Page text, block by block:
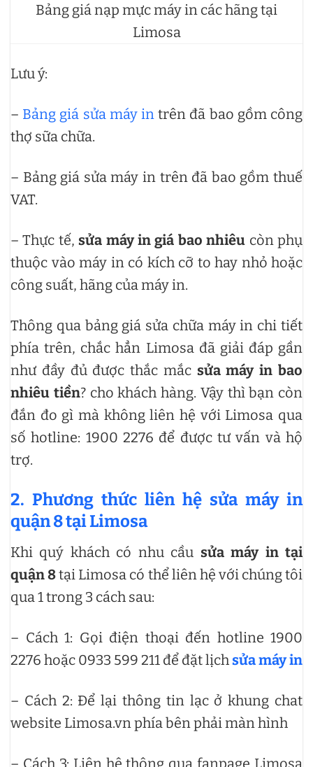
Bảng giá nạp mực máy in các hãng tại
Limosa
Lưu ý:
– Bảng giá sửa máy in trên đã bao gồm công
thợ sữa chữa.
– Bảng giá sửa máy in trên đã bao gồm thuế
VAT.
– Thực tế,sửa máy in giá bao nhiêu còn phụ
thuộc vào máy in có kích cỡ to hay nhỏ hoặc
công suất, hãng của máy in.
Thông qua bảng giá sửa chữa máy in chi tiết
phía trên, chắc hẳn Limosa đã giải đáp gần
như đầy đủ được thắc mắc sửa máy in bao
nhiêu tiền? cho khách hàng. Vậy thì bạn còn
đắn đo gì mà không liên hệ với Limosa qua
số hotline: 1900 2276 để được tư vấn và hộ
trợ.
2. Phương thức liên hệ sửa máy in
quận 8 tại Limosa
Khi quý khách có nhu cầu sửa máy in tại
quận 8tại Limosa có thể liên hệ với chúng tôi
qua 1 trong 3 cách sau:
– Cách 1: Gọi điện thoại đến hotline 1900
2276 hoặc 0933 599 211 để đặt lịch sửa máy in
– Cách 2: Để lại thông tin lạc ở khung chat
website Limosa.vn phía bên phải màn hình
– Cách 3: Liên hệ thông qua fanpage Limosa